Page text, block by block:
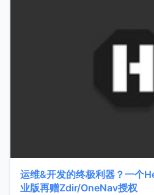
运维&开发的终极利器？一个
业版再赠Zdir/OneNav授权